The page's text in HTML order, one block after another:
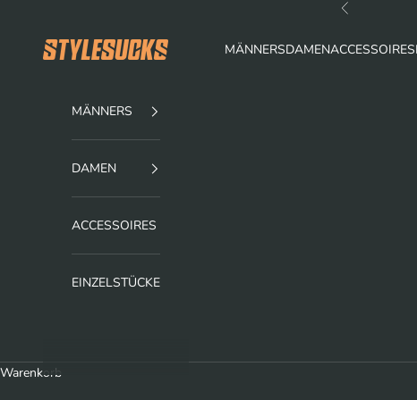
Zurück
stylesucks MÄNNERSDAMENACCESSOIRES
MÄNNERS
DAMEN
ACCESSOIRES
EINZELSTÜCKE
Warenkorb